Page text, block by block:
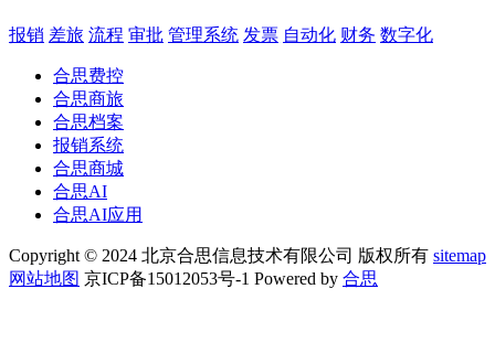
报销 差旅 流程 审批 管理系统 发票 自动化 财务 数字化
合思费控
合思商旅
合思档案
报销系统
合思商城
合思AI
合思AI应用
Copyright © 2024 北京合思信息技术有限公司 版权所有 sitemap
网站地图 京ICP备15012053号-1 Powered by 合思